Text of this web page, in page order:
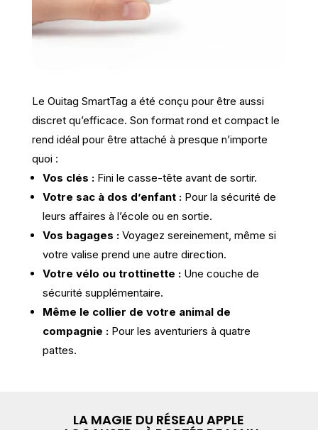
Le Ouitag SmartTag a été conçu pour être aussi
discret qu’efficace. Son format rond et compact le
rend idéal pour être attaché à presque n’importe
quoi :
Vos clés :Fini le casse-tête avant de sortir.
Votre sac à dos d’enfant :Pour la sécurité de
leurs affaires à l’école ou en sortie.
Vos bagages :Voyagez sereinement, même si
votre valise prend une autre direction.
Votre vélo ou trottinette :Une couche de
sécurité supplémentaire.
Même le collier de votre animal de
compagnie :Pour les aventuriers à quatre
pattes.
LA MAGIE DU RÉSEAU APPLE